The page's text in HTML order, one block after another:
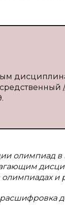
олимпиад
и